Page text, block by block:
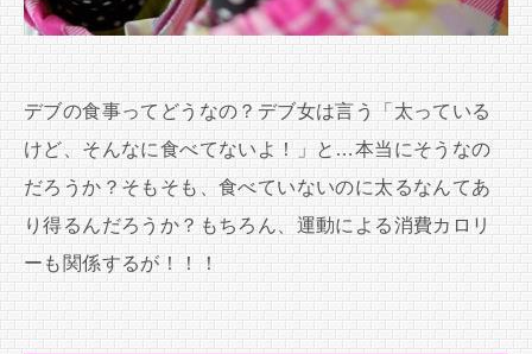
デブの食事ってどうなの？デブ女は言う「太っている
けど、そんなに食べてないよ！」と…本当にそうなの
だろうか？そもそも、食べていないのに太るなんてあ
り得るんだろうか？もちろん、運動による消費カロリ
ーも関係するが！！！